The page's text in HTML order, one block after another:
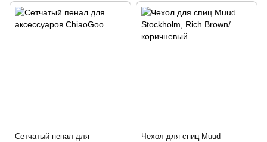
Сетчатый пенал для
Чехол для спиц Muud